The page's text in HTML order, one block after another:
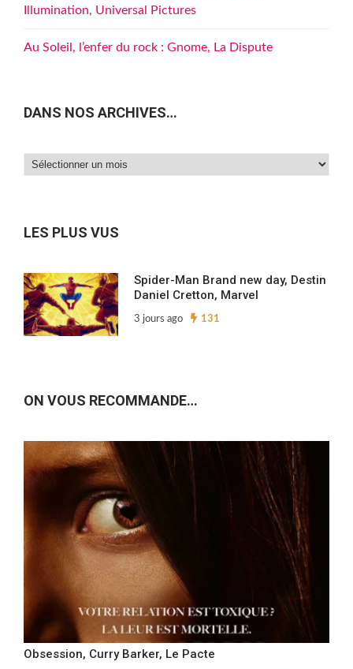
Illumination, Universal Pictures
Au Soleil, l’enfer du rock : Gnome, La Dispute
DANS NOS ARCHIVES…
Dans
LES PLUS VUS
Spider-Man Brand new day, Destin
Daniel Cretton, Marvel
3 jours ago 131
ON VOUS RECOMMANDE…
Obsession, Curry Barker, Le Pacte